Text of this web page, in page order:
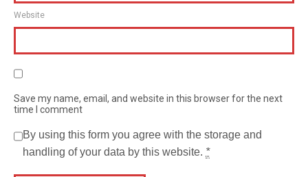
Website
Save my name, email, and website in this browser for the next
time I comment
By using this form you agree with the storage and
handling of your data by this website. *